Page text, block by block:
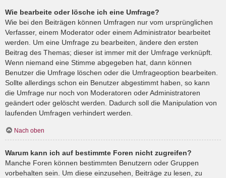
Wie bearbeite oder lösche ich eine Umfrage?
Wie bei den Beiträgen können Umfragen nur vom ursprünglichen
Verfasser, einem Moderator oder einem Administrator bearbeitet
werden. Um eine Umfrage zu bearbeiten, ändere den ersten
Beitrag des Themas; dieser ist immer mit der Umfrage verknüpft.
Wenn niemand eine Stimme abgegeben hat, dann können
Benutzer die Umfrage löschen oder die Umfrageoption bearbeiten.
Sollte allerdings schon ein Benutzer abgestimmt haben, so kann
die Umfrage nur noch von Moderatoren oder Administratoren
geändert oder gelöscht werden. Dadurch soll die Manipulation von
laufenden Umfragen verhindert werden.
Nach oben
Warum kann ich auf bestimmte Foren nicht zugreifen?
Manche Foren können bestimmten Benutzern oder Gruppen
vorbehalten sein. Um diese einzusehen, Beiträge zu lesen, zu